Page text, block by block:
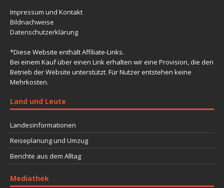
Impressum und Kontakt
Bildnachweise
Datenschutzerklärung
*Diese Website enthält Affiliate-Links.
Bei einem Kauf über einen Link erhalten wir eine Provision, die den
Betrieb der Website unterstützt. Für Nutzer entstehen keine
Mehrkosten.
Land und Leute
Landesinformationen
Reiseplanung und Umzug
Berichte aus dem Alltag
Mediathek